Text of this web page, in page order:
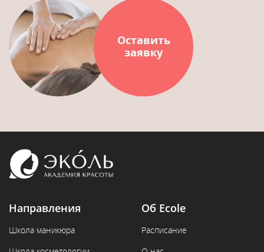
Оставить
заявку
Направления
Школа маникюра
Об Ecole
Расписание